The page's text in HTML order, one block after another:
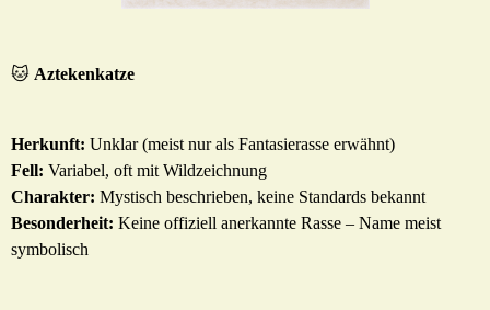
🐱 Aztekenkatze
Herkunft: Unklar (meist nur als Fantasierasse erwähnt)
Fell: Variabel, oft mit Wildzeichnung
Charakter: Mystisch beschrieben, keine Standards bekannt
Besonderheit: Keine offiziell anerkannte Rasse – Name meist
symbolisch